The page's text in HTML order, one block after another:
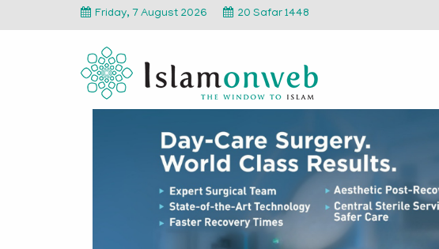
Friday, 7 August 2026 20 Safar 1448